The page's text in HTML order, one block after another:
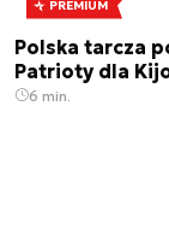
PREMIUM
Polska tarcza
Patrioty dla
6 min.